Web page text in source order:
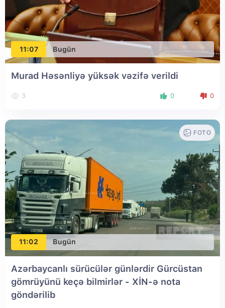
11:07 Bugün
Murad Həsənliyə yüksək vəzifə verildi
3 0 0
11:02 Bugün
FOTO
Azərbaycanlı sürücülər günlərdir Gürcüstan
gömrüyünü keçə bilmirlər - XİN-ə nota
göndərilib